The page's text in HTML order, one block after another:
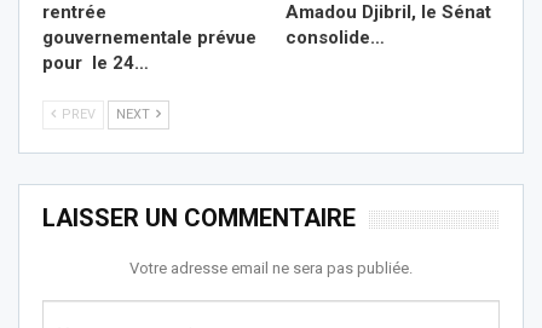
rentrée
gouvernementale prévue
pour le 24…
Amadou Djibril, le Sénat
consolide…
PREV NEXT
LAISSER UN COMMENTAIRE
Votre adresse email ne sera pas publiée.